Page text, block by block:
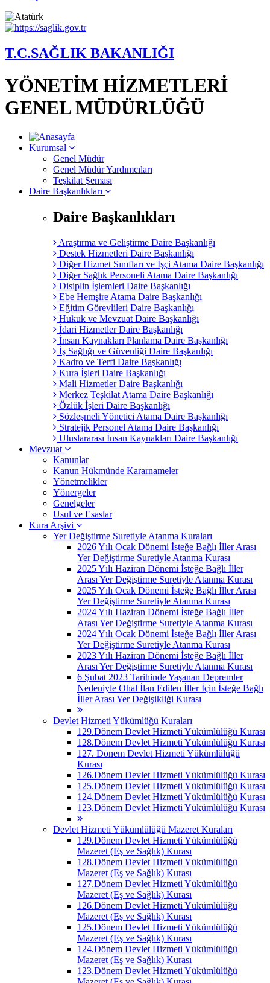
T.C.SAĞLIK BAKANLIĞI
YÖNETİM HİZMETLERİ
GENEL MÜDÜRLÜĞÜ
Kurumsal
Genel Müdür
Genel Müdür Yardımcıları
Teşkilat Şeması
Daire Başkanlıkları
Daire Başkanlıkları
Araştırma ve Geliştirme Daire Başkanlığı
Destek Hizmetleri Daire Başkanlığı
Diğer Hizmet Sınıfları ve İşçi Atama Daire Başkanlığı
Diğer Sağlık Personeli Atama Daire Başkanlığı
Disiplin İşlemleri Daire Başkanlığı
Ebe Hemşire Atama Daire Başkanlığı
Eğitim Görevlileri Daire Başkanlığı
Hukuk ve Mevzuat Daire Başkanlığı
İdari Hizmetler Daire Başkanlığı
İnsan Kaynakları Planlama Daire Başkanlığı
İş Sağlığı ve Güvenliği Daire Başkanlığı
Kadro ve Terfi Daire Başkanlığı
Kura İşleri Daire Başkanlığı
Mali Hizmetler Daire Başkanlığı
Merkez Teşkilat Atama Daire Başkanlığı
Özlük İşleri Daire Başkanlığı
Sözleşmeli Yönetici Atama Daire Başkanlığı
Stratejik Personel Atama Daire Başkanlığı
Uluslararası İnsan Kaynakları Daire Başkanlığı
Mevzuat
Kanunlar
Kanun Hükmünde Kararnameler
Yönetmelikler
Yönergeler
Genelgeler
Usul ve Esaslar
Kura Arşivi
Yer Değiştirme Suretiyle Atanma Kuraları
2026 Yılı Ocak Dönemi İsteğe Bağlı İller Arası
Yer Değiştirme Suretiyle Atanma Kurası
2025 Yılı Haziran Dönemi İsteğe Bağlı İller
Arası Yer Değiştirme Suretiyle Atanma Kurası
2025 Yılı Ocak Dönemi İsteğe Bağlı İller Arası
Yer Değiştirme Suretiyle Atanma Kurası
2024 Yılı Haziran Dönemi İsteğe Bağlı İller
Arası Yer Değiştirme Suretiyle Atanma Kurası
2024 Yılı Ocak Dönemi İsteğe Bağlı İller Arası
Yer Değiştirme Suretiyle Atanma Kurası
2023 Yılı Haziran Dönemi İsteğe Bağlı İller
Arası Yer Değiştirme Suretiyle Atanma Kurası
6 Şubat 2023 Tarihinde Yaşanan Depremler
Nedeniyle Ohal İlan Edilen İller İçin İsteğe Bağlı
İller Arası Yer Değişikliği Kurası
Devlet Hizmeti Yükümlüğü Kuraları
129.Dönem Devlet Hizmeti Yükümlülüğü Kurası
128.Dönem Devlet Hizmeti Yükümlülüğü Kurası
127. Dönem Devlet Hizmeti Yükümlülüğü
Kurası
126.Dönem Devlet Hizmeti Yükümlülüğü Kurası
125.Dönem Devlet Hizmeti Yükümlülüğü Kurası
124.Dönem Devlet Hizmeti Yükümlülüğü Kurası
123.Dönem Devlet Hizmeti Yükümlülüğü Kurası
Devlet Hizmeti Yükümlülüğü Mazeret Kuraları
129.Dönem Devlet Hizmeti Yükümlülüğü
Mazeret (Eş ve Sağlık) Kurası
128.Dönem Devlet Hizmeti Yükümlülüğü
Mazeret (Eş ve Sağlık) Kurası
127.Dönem Devlet Hizmeti Yükümlülüğü
Mazeret (Eş ve Sağlık) Kurası
126.Dönem Devlet Hizmeti Yükümlülüğü
Mazeret (Eş ve Sağlık) Kurası
125.Dönem Devlet Hizmeti Yükümlülüğü
Mazeret (Eş ve Sağlık) Kurası
124.Dönem Devlet Hizmeti Yükümlülüğü
Mazeret (Eş ve Sağlık) Kurası
123.Dönem Devlet Hizmeti Yükümlülüğü